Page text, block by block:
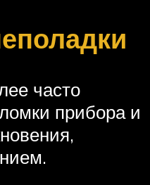
часто
прибора и